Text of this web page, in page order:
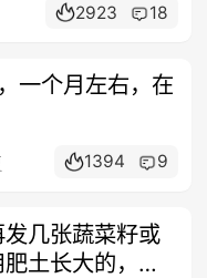
2923 18
一个月左右，在
1394 9
几张蔬菜籽或
土长大的，不